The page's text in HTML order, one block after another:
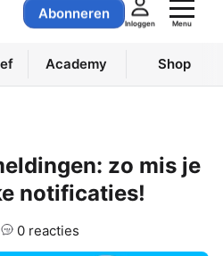
Abonneren
Inloggen Menu
Academy Shop
zo mis je
notificaties!
0 reacties